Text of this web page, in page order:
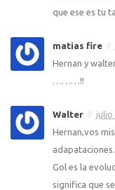
que ese es tu
matias fire
Hernan y
………!!
Walter
julio
Hernan,vos
Gol es la
significa que